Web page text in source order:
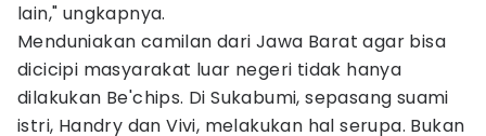
lain," ungkapnya.
Menduniakan camilan dari Jawa Barat agar bisa
dicicipi masyarakat luar negeri tidak hanya
dilakukan Be'chips. Di Sukabumi, sepasang suami
istri, Handry dan Vivi, melakukan hal serupa. Bukan